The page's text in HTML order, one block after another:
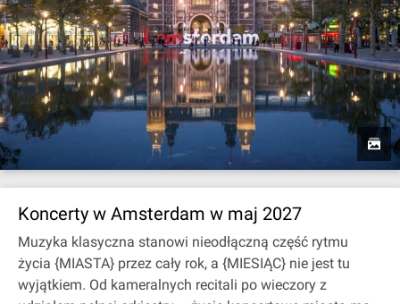
Koncerty w Amsterdam w maj 2027
Muzyka klasyczna stanowi nieodłączną część rytmu
życia {MIASTA} przez cały rok, a {MIESIĄC} nie jest tu
wyjątkiem. Od kameralnych recitali po wieczory z